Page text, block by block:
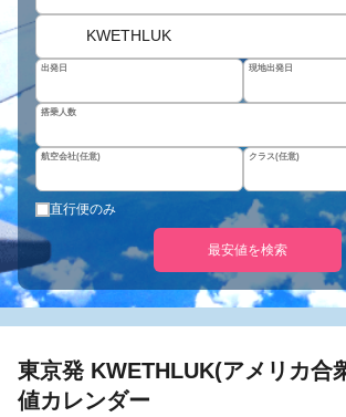
KWETHLUK
出発日 現地出発日
搭乗人数
航空会社(任意) クラス(任意)
直行便のみ
最安値を検索
東京発 KWETHLUK(アメリカ合
値カレンダー